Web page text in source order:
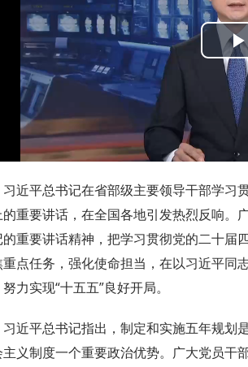
习近平总书记在省部级主要领导干部学习
重要讲话，在全国各地引发热烈反响。
重要讲话精神，把学习贯彻党的二十届
点任务，强化使命担当，在以习近平同
力实现“十五五”良好开局。
习近平总书记指出，制定和实施五年规划
义制度一个重要政治优势。广大党员干